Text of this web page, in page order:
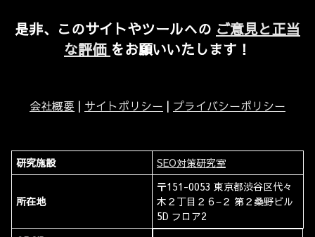
是非、このサイトやツールへの ご意見と正当
な評価 をお願いいたします！
会社概要 | サイトポリシー | プライバシーポリシー
研究施設 SEO対策研究室
所在地
〒151-0053 東京都渋谷区代々
木２丁目２６−２ 第２桑野ビル
5D フロア2